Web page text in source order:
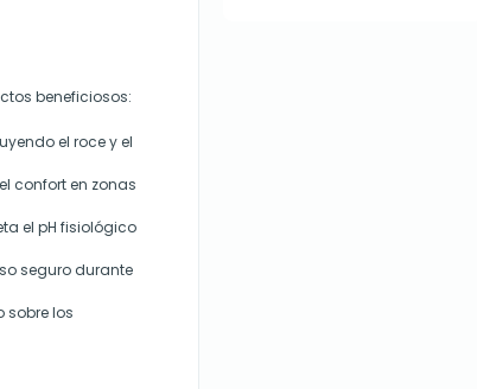
beneficiosos:
el roce y el
confort en zonas
el pH fisiológico
seguro durante
los